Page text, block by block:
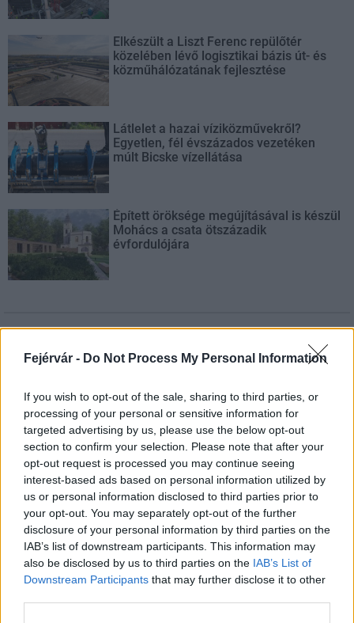
Fejérvár - Do Not Process My Personal Information
If you wish to opt-out of the sale, sharing to third parties, or
processing of your personal or sensitive information for
targeted advertising by us, please use the below opt-out
section to confirm your selection. Please note that after your
opt-out request is processed you may continue seeing
interest-based ads based on personal information utilized by
us or personal information disclosed to third parties prior to
your opt-out. You may separately opt-out of the further
disclosure of your personal information by third parties on the
IAB’s list of downstream participants. This information may
also be disclosed by us to third parties on the IAB’s List of
Downstream Participants that may further disclose it to other
Elkészült a Liszt Ferenc repülőtér
közelében lévő logisztikai bázis út- és
közműhálózatának fejlesztése
Látlelet a hazai víziközművekről?
Egyetlen, fél évszázados vezetéken
múlt Bicske vízellátása
Épített öröksége megújításával is készül
Mohács a csata ötszázadik
évfordulójára
Amire többmillióan vártunk: szombattól másodfokúra
csökken a riasztás